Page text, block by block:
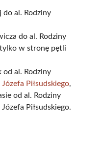
do al. Rodziny
do al. Rodziny
w stronę pętli
od al. Rodziny
Józefa Piłsudskiego,
od al. Rodziny
Piłsudskiego.